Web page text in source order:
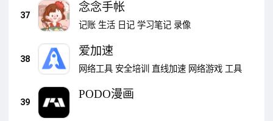
37
念念手帐
记账 生活 日记 学习笔记 录像
38
爱加速
网络工具 安全培训 直线加速 网络游戏 工具
39
PODO漫画